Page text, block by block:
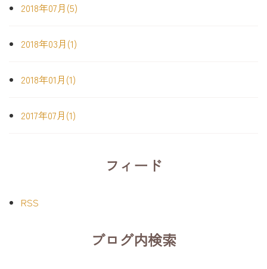
2018年07月(5)
2018年03月(1)
2018年01月(1)
2017年07月(1)
フィード
RSS
ブログ内検索